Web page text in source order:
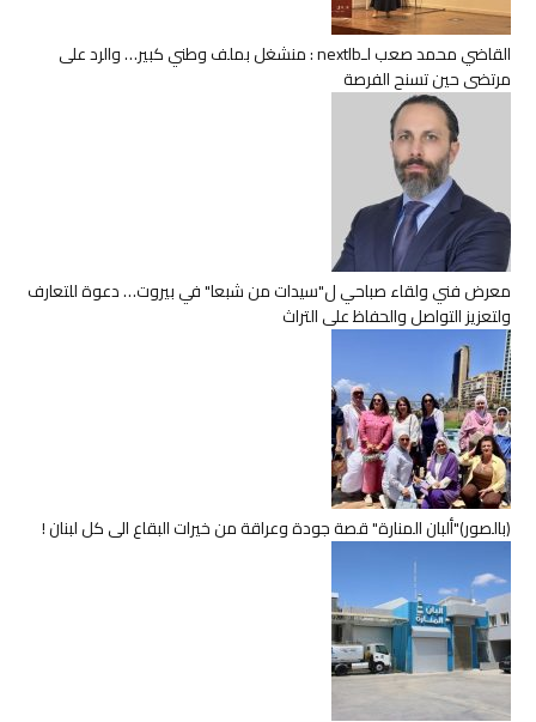
القاضي محمد صعب لـnextlb : منشغل بملف وطني كبير… والرد على
مرتضى حين تسنح الفرصة
معرض فني ولقاء صباحي ل"سيدات من شبعا" في بيروت… دعوة للتعارف
ولتعزيز التواصل والحفاظ على التراث
(بالصور)"ألبان المنارة" قصة جودة وعراقة من خيرات البقاع الى كل لبنان !